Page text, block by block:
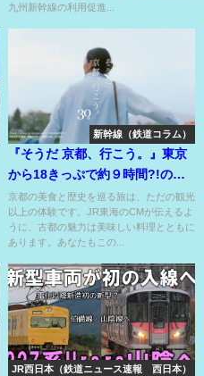
九州新幹線の利用促進...
新幹線（鉄道コラム）
『そうだ 京都、行こう。』東京
から18きっぷで約９時間?!のぞ
みなら2時間15分！
京都の美食と歴史を巡る旅は、ただの観光
以上の体験です。JR東海のCMが伝えるよ
うに、古都の魅力は美味しい料理とともに
あります。あなたもこの...
JR西日本（鉄道ニュース速報 西日本）